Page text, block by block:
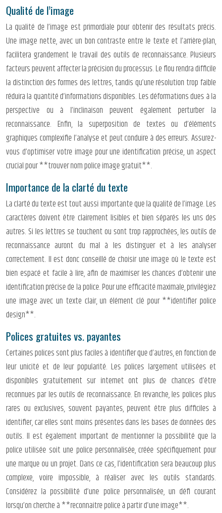
Qualité de l’image
La qualité de l’image est primordiale pour obtenir des résultats précis.
Une image nette, avec un bon contraste entre le texte et l’arrière-plan,
facilitera grandement le travail des outils de reconnaissance. Plusieurs
facteurs peuvent affecter la précision du processus. Le flou rendra difficile
la distinction des formes des lettres, tandis qu’une résolution trop faible
réduira la quantité d’informations disponibles. Les déformations dues à la
perspective ou à l’inclinaison peuvent également perturber la
reconnaissance. Enfin, la superposition de textes ou d’éléments
graphiques complexifie l’analyse et peut conduire à des erreurs. Assurez-
vous d’optimiser votre image pour une identification précise, un aspect
crucial pour **trouver nom police image gratuit**.
Importance de la clarté du texte
La clarté du texte est tout aussi importante que la qualité de l’image. Les
caractères doivent être clairement lisibles et bien séparés les uns des
autres. Si les lettres se touchent ou sont trop rapprochées, les outils de
reconnaissance auront du mal à les distinguer et à les analyser
correctement. Il est donc conseillé de choisir une image où le texte est
bien espacé et facile à lire, afin de maximiser les chances d’obtenir une
identification précise de la police. Pour une efficacité maximale, privilégiez
une image avec un texte clair, un élément clé pour **identifier police
design**.
Polices gratuites vs. payantes
Certaines polices sont plus faciles à identifier que d’autres, en fonction de
leur unicité et de leur popularité. Les polices largement utilisées et
disponibles gratuitement sur internet ont plus de chances d’être
reconnues par les outils de reconnaissance. En revanche, les polices plus
rares ou exclusives, souvent payantes, peuvent être plus difficiles à
identifier, car elles sont moins présentes dans les bases de données des
outils. Il est également important de mentionner la possibilité que la
police utilisée soit une police personnalisée, créée spécifiquement pour
une marque ou un projet. Dans ce cas, l’identification sera beaucoup plus
complexe, voire impossible, à réaliser avec les outils standards.
Considérez la possibilité d’une police personnalisée, un défi courant
lorsqu’on cherche à **reconnaitre police à partir d’une image**.